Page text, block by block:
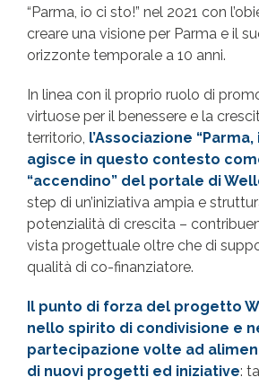
“Parma, io ci sto!” nel 2021 con
creare una visione per Parma e il
orizzonte temporale a 10 anni.
In linea con il proprio ruolo di
virtuose per il benessere e la
territorio, l’Associazione
agisce in questo contesto
“accendino” del portale di
step di un’iniziativa ampia e
potenzialità di crescita –
vista progettuale oltre che di
qualità di co-finanziatore.
Il punto di forza del progetto
nello spirito di condivisione e
partecipazione volte ad
di nuovi progetti ed iniziative: